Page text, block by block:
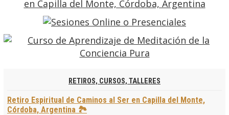
RETIROS, CURSOS, TALLERES
Retiro Espiritual de Caminos al Ser en Capilla del Monte,
Córdoba, Argentina 🏞️